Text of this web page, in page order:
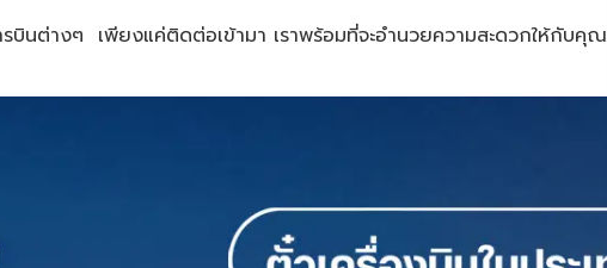
บินต่างๆ เพียงแค่ติดต่อเข้ามา เราพร้อมที่จะอำนวยความสะดวกให้กับคุณ